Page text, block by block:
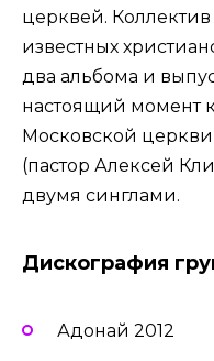
церквей.
известных
два альбома и
настоящий момент
Московской церкви
(пастор Алексей
двумя синглами.
Дискография
Адонай 2012